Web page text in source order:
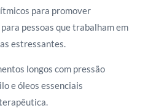
para promover
pessoas que trabalham em
estressantes.
longos com pressão
e óleos essenciais